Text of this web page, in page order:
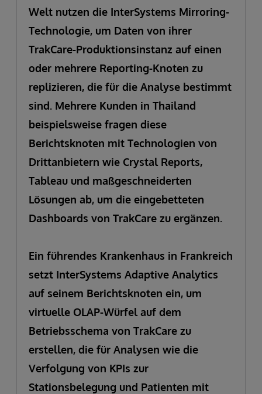
Welt nutzen die InterSystems Mirroring-
Technologie, um Daten von ihrer
TrakCare-Produktionsinstanz auf einen
oder mehrere Reporting-Knoten zu
replizieren, die für die Analyse bestimmt
sind. Mehrere Kunden in Thailand
beispielsweise fragen diese
Berichtsknoten mit Technologien von
Drittanbietern wie Crystal Reports,
Tableau und maßgeschneiderten
Lösungen ab, um die eingebetteten
Dashboards von TrakCare zu ergänzen.
Ein führendes Krankenhaus in Frankreich
setzt InterSystems Adaptive Analytics
auf seinem Berichtsknoten ein, um
virtuelle OLAP-Würfel auf dem
Betriebsschema von TrakCare zu
erstellen, die für Analysen wie die
Verfolgung von KPIs zur
Stationsbelegung und Patienten mit